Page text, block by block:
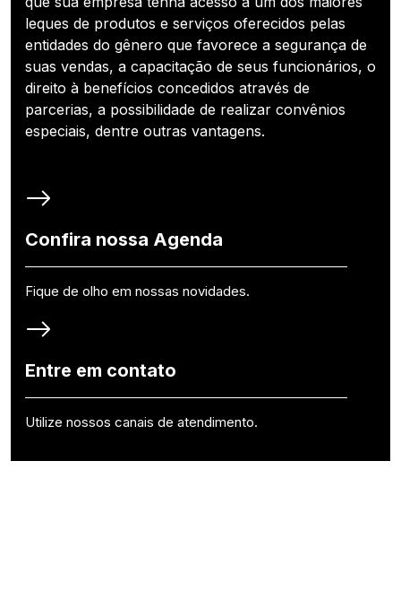
leques de produtos e serviços oferecidos pelas
entidades do gênero que favorece a segurança de
suas vendas, a capacitação de seus funcionários, o
direito à benefícios concedidos através de
parcerias, a possibilidade de realizar convênios
especiais, dentre outras vantagens.
Confira nossa Agenda
Fique de olho em nossas novidades.
Entre em contato
Utilize nossos canais de atendimento.